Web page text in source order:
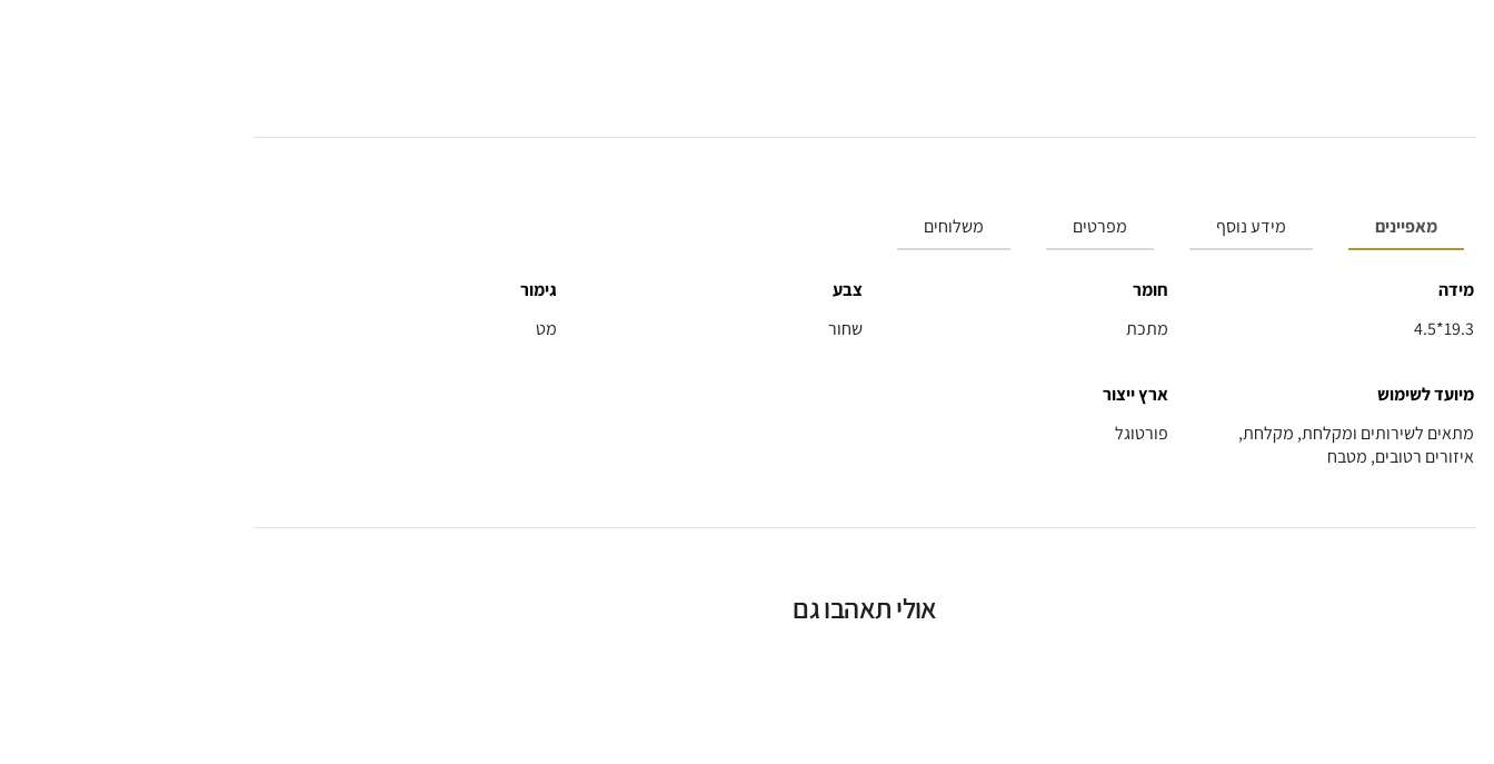
מאפיינים מידע נוסף מפרטים משלוחים
מידה
4.5*19.3
חומר
מתכת
צבע
שחור
גימור
מט
מיועד לשימוש
מתאים לשירותים ומקלחת, מקלחת,
איזורים רטובים, מטבח
ארץ ייצור
פורטוגל
אולי תאהבו גם